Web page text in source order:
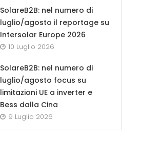
SolareB2B: nel numero di
luglio/agosto il reportage su
Intersolar Europe 2026
10 Luglio 2026
SolareB2B: nel numero di
luglio/agosto focus su
limitazioni UE a inverter e
Bess dalla Cina
9 Luglio 2026